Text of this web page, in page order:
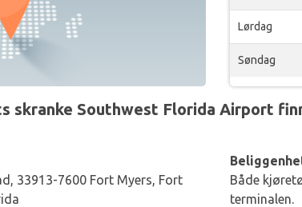
Lørdag
Søndag
skranke Southwest Florida Airport
33913-7600 Fort Myers, Fort
Både
terminalen.